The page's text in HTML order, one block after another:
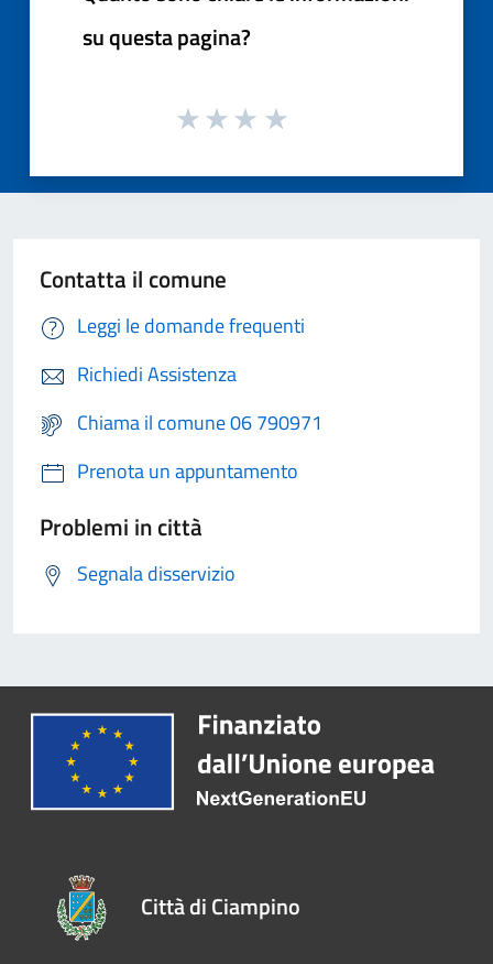
su questa pagina?
Contatta il comune
Leggi le domande frequenti
Richiedi Assistenza
Chiama il comune 06 790971
Prenota un appuntamento
Problemi in città
Segnala disservizio
Città di Ciampino